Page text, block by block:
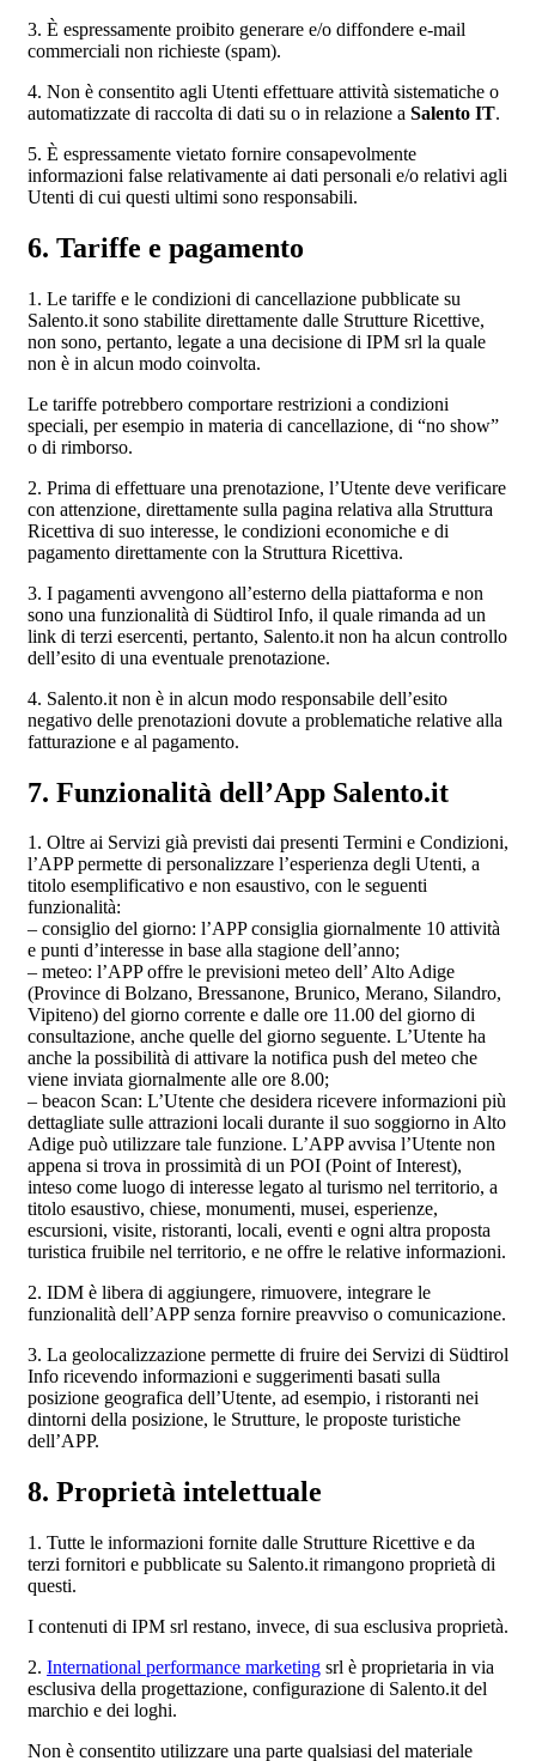
3. È espressamente proibito generare e/o diffondere e-mail
commerciali non richieste (spam).
4. Non è consentito agli Utenti effettuare attività sistematiche o
automatizzate di raccolta di dati su o in relazione a Salento IT.
5. È espressamente vietato fornire consapevolmente
informazioni false relativamente ai dati personali e/o relativi agli
Utenti di cui questi ultimi sono responsabili.
6. Tariffe e pagamento
1. Le tariffe e le condizioni di cancellazione pubblicate su
Salento.it sono stabilite direttamente dalle Strutture Ricettive,
non sono, pertanto, legate a una decisione di IPM srl la quale
non è in alcun modo coinvolta.
Le tariffe potrebbero comportare restrizioni a condizioni
speciali, per esempio in materia di cancellazione, di “no show”
o di rimborso.
2. Prima di effettuare una prenotazione, l’Utente deve verificare
con attenzione, direttamente sulla pagina relativa alla Struttura
Ricettiva di suo interesse, le condizioni economiche e di
pagamento direttamente con la Struttura Ricettiva.
3. I pagamenti avvengono all’esterno della piattaforma e non
sono una funzionalità di Südtirol Info, il quale rimanda ad un
link di terzi esercenti, pertanto, Salento.it non ha alcun controllo
dell’esito di una eventuale prenotazione.
4. Salento.it non è in alcun modo responsabile dell’esito
negativo delle prenotazioni dovute a problematiche relative alla
fatturazione e al pagamento.
7. Funzionalità dell’App Salento.it
1. Oltre ai Servizi già previsti dai presenti Termini e Condizioni,
l’APP permette di personalizzare l’esperienza degli Utenti, a
titolo esemplificativo e non esaustivo, con le seguenti
funzionalità:
– consiglio del giorno: l’APP consiglia giornalmente 10 attività
e punti d’interesse in base alla stagione dell’anno;
– meteo: l’APP offre le previsioni meteo dell’ Alto Adige
(Province di Bolzano, Bressanone, Brunico, Merano, Silandro,
Vipiteno) del giorno corrente e dalle ore 11.00 del giorno di
consultazione, anche quelle del giorno seguente. L’Utente ha
anche la possibilità di attivare la notifica push del meteo che
viene inviata giornalmente alle ore 8.00;
– beacon Scan: L’Utente che desidera ricevere informazioni più
dettagliate sulle attrazioni locali durante il suo soggiorno in Alto
Adige può utilizzare tale funzione. L’APP avvisa l’Utente non
appena si trova in prossimità di un POI (Point of Interest),
inteso come luogo di interesse legato al turismo nel territorio, a
titolo esaustivo, chiese, monumenti, musei, esperienze,
escursioni, visite, ristoranti, locali, eventi e ogni altra proposta
turistica fruibile nel territorio, e ne offre le relative informazioni.
2. IDM è libera di aggiungere, rimuovere, integrare le
funzionalità dell’APP senza fornire preavviso o comunicazione.
3. La geolocalizzazione permette di fruire dei Servizi di Südtirol
Info ricevendo informazioni e suggerimenti basati sulla
posizione geografica dell’Utente, ad esempio, i ristoranti nei
dintorni della posizione, le Strutture, le proposte turistiche
dell’APP.
8. Proprietà intelettuale
1. Tutte le informazioni fornite dalle Strutture Ricettive e da
terzi fornitori e pubblicate su Salento.it rimangono proprietà di
questi.
I contenuti di IPM srl restano, invece, di sua esclusiva proprietà.
2. International performance marketing srl è proprietaria in via
esclusiva della progettazione, configurazione di Salento.it del
marchio e dei loghi.
Non è consentito utilizzare una parte qualsiasi del materiale